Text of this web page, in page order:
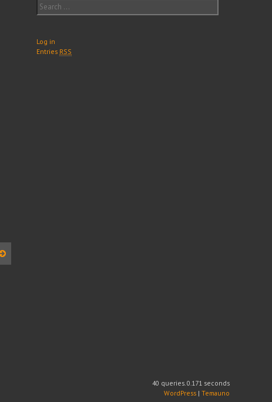
Search
for:
Log in
Entries RSS
40 queries. 0.171 seconds
WordPress | Temauno